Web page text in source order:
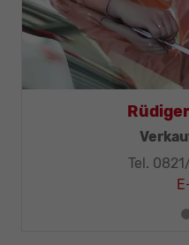
KFZ-Techniker-
0821/440 20 - 32